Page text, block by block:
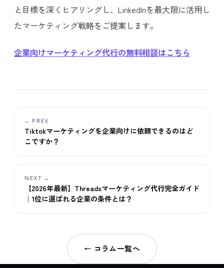
と目標を深くヒアリングし、LinkedInを最大限に活用し
たマーケティング戦略をご提案します。
企業向けマーケティング代行の無料相談はこちら
← PREV
Tiktokマーケティングを企業向けに依頼できるのはど
こですか？
NEXT →
【2026年最新】Threadsマーケティング代行完全ガイド
｜1位に選ばれる企業の条件とは？
← コラム一覧へ